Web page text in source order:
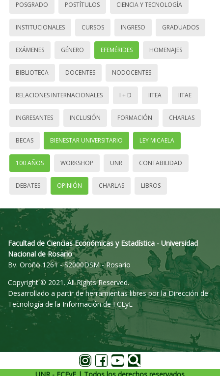
POSGRADO POSTÍTULOS CIENCIA Y TECNOLOGÍA
INSTITUCIONALES CURSOS INGRESO GRADUADOS
EXÁMENES GÉNERO EFEMÉRIDES HOMENAJES
BIBLIOTECA DOCENTES NODOCENTES
RELACIONES INTERNACIONALES I + D IITEA IITAE
INGRESANTES INCLUSIÓN FORMACIÓN CHARLAS
BECAS BIENESTAR UNIVERSITARIO LEY MICAELA
100 AÑOS WORKSHOP UNR CONTABILIDAD
DEBATES OPINIÓN CHARLAS LIBROS
Facultad de Ciencias Económicas y Estadística - Universidad
Nacional de Rosario
Bv. Oroño 1261 - S2000DSM - Rosario
Copyright © 2021. All Rights Reserved.
Desarrollado a partir de herramientas libres por la Dirección de
Tecnología de la Información de FCEyE